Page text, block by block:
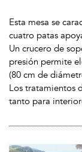
Esta mesa se
cuatro patas
Un crucero de
presión permite
(80 cm de
Los tratamientos
tanto para